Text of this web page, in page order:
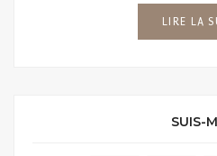
LIRE LA
SUIS-